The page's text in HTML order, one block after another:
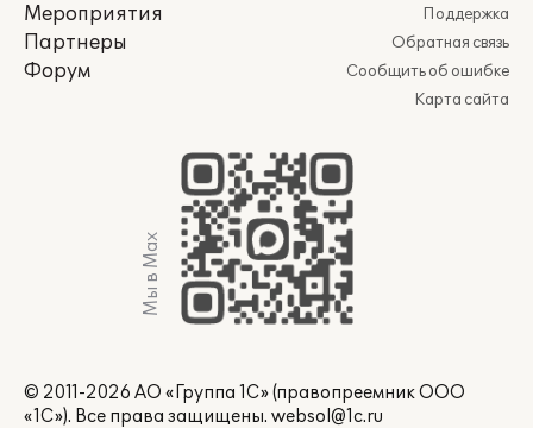
Мероприятия
Партнеры
Форум
Поддержка
Обратная связь
Сообщить об ошибке
Карта сайта
Мы в Max
© 2011-2026 АО «Группа 1С» (правопреемник ООО
«1С»). Все права защищены. websol@1c.ru